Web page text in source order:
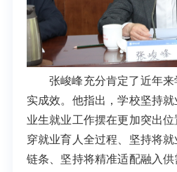
张峻峰充分肯定了近年
实成效。他指出，学校坚持
业生就业工作摆在更加突出
穿就业育人全过程、坚持将
链条、坚持将精准适配融入